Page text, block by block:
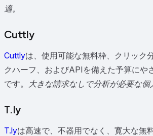
適。
Cuttly
Cuttlyは、使用可能な無料枠、クリック
クハーフ、およびAPIを備えた予算にや
です。
大きな請求なしで分析が必要な個
T.ly
T.lyは高速で、不器用でなく、寛大な無